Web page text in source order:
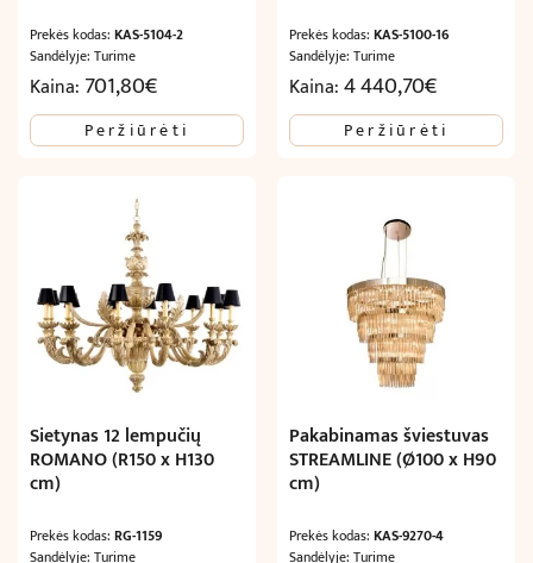
Prekės kodas: KAS-5104-2
Sandėlyje: Turime
Kaina: 701,80€
Peržiūrėti
Prekės kodas:KAS-5100-16
Sandėlyje: Turime
Kaina:4 440,70€
Peržiūrėti
Sietynas 12 lempučių
ROMANO (R150 x H130
cm)
Prekės kodas: RG-1159
Sandėlyje: Turime
Pakabinamas šviestuvas
STREAMLINE (Ø100 x H90
cm)
Prekės kodas:KAS-9270-4
Sandėlyje: Turime